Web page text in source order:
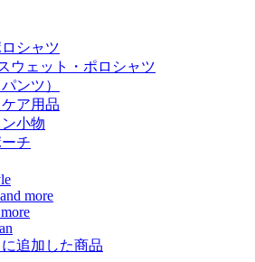
シャツ
ウェット・ポロシャツ
ンツ）
ア用品
小物
チ
more
追加した商品